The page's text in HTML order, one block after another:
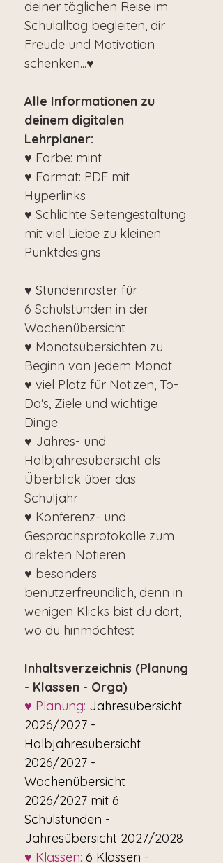
deiner täglichen Reise im
Schulalltag begleiten, dir
Freude und Motivation
schenken...♥
Alle Informationen zu
deinem digitalen
Lehrplaner:
♥ Farbe: mint
♥ Format: PDF mit
Hyperlinks
♥ Schlichte Seitengestaltung
mit viel Liebe zu kleinen
Punktdesigns
♥ Stundenraster für
6 Schulstunden in der
Wochenübersicht
♥ Monatsübersichten zu
Beginn von jedem Monat
♥ viel Platz für Notizen, To-
Do's, Ziele und wichtige
Dinge
♥ Jahres- und
Halbjahresübersicht als
Überblick über das
Schuljahr
♥ Konferenz- und
Gesprächsprotokolle zum
direkten Notieren
♥ besonders
benutzerfreundlich, denn in
wenigen Klicks bist du dort,
wo du hinmöchtest
Inhaltsverzeichnis (Planung
- Klassen - Orga)
♥ Planung: Jahresübersicht
2026/2027 -
Halbjahresübersicht
2026/2027 -
Wochenübersicht
2026/2027 mit 6
Schulstunden -
Jahresübersicht 2027/2028
♥ Klassen: 6 Klassen -